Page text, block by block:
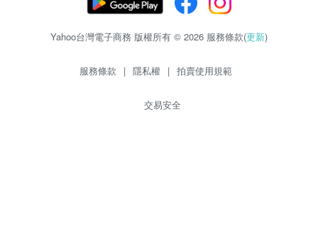
Yahoo台灣電子商務 版權所有 © 2026 服務條款(更新)
服務條款 | 隱私權 | 拍賣使用規範
交易安全